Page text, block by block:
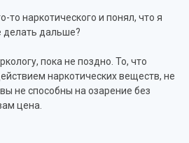
то наркотического и понял, что я
делать дальше?
пока не поздно. То, что
наркотических веществ, не
не способны на озарение без
цена.